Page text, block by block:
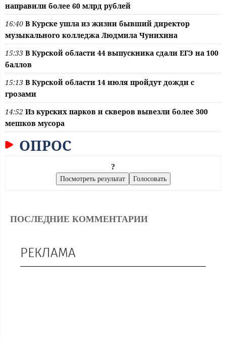
направили более 60 млрд рублей
16:40 В Курске ушла из жизни бывший директор
музыкального колледжа Людмила Чунихина
15:33 В Курской области 44 выпускника сдали ЕГЭ на 100
баллов
15:13 В Курской области 14 июля пройдут дожди с
грозами
14:52 Из курских парков и скверов вывезли более 300
мешков мусора
ОПРОС
?
ПОСЛЕДНИЕ КОММЕНТАРИИ
РЕКЛАМА